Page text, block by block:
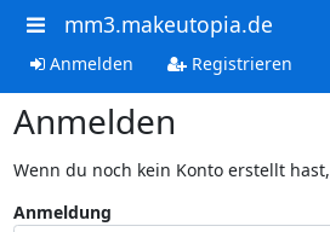
mm3.makeutopia.de
Anmelden Registrieren
Anmelden
Wenn du noch kein Konto erstellt hast,
Anmeldung